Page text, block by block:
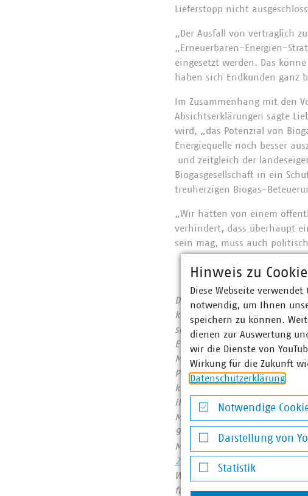
Lieferstopp nicht
„Der Ausfall von vertraglich
„Erneuerbaren-Energien-
eingesetzt werden. Das
haben sich Endkunden ganz
Im Zusammenhang mit den
Absichtserklärungen sagte
wird, „das Potenzial von
Energiequelle noch besser
und zeitgleich der
Biogasgesellschaft in ein
treuherzigen Biogas-
„Wir hätten von einem
verhindert, dass überhaupt
sein mag, muss auch
Der Verband kommunaler
kommunalwirtschaftliche
sowie Telekommunikation.
Euro erwirtschaftet und mehr
Mitgliedsunternehmen
Prozent, Gas 60 Prozent,
kommunale Abfallwirtschaft
ihrer CO2-Emissionen
Mitgliedsunternehmen
957 Millionen Euro. Künftig
Mobilfunkunternehmen
2022
Wir halten Deutschland am
für heute und morgen:
Hinweis zu
Diese Webseite
notwendig, um Ihnen
speichern zu können.
dienen zur Auswertung
wir die Dienste von
Wirkung für die Zukunft
Datenschutzerklärung.
Notwendige
Notwendige Cookies
Darstellung von
Darstellung von
Statistik
Statistik